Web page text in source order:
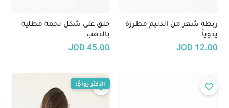
ربطة شعر من الدنيم مطرزة
يدوياً
12.00
JOD
حلق على شكل نجمة مطلية
بالذهب
45.00
JOD
الأكثر رواجًا